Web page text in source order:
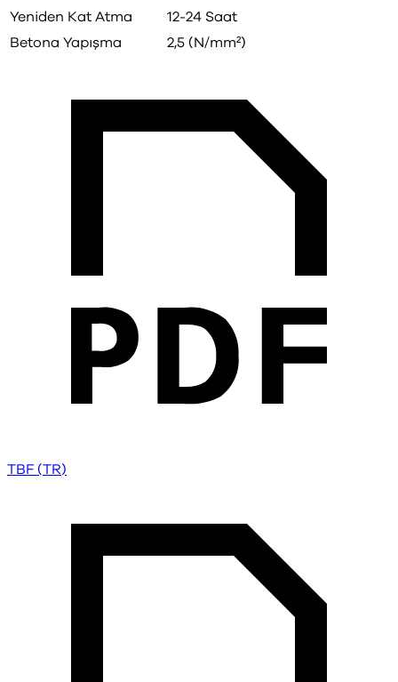
Yeniden Kat Atma
12-24 Saat
Betona Yapışma
2,5 (N/mm²)
TBF (TR)